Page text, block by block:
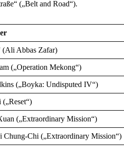
(„Belt and Road“).
(Ali Abbas Zafar)
(„Operation Mekong“)
(„Boyka: Undisputed IV“)
(„Extraordinary Mission“)
Chi („Extraordinary Mission“)